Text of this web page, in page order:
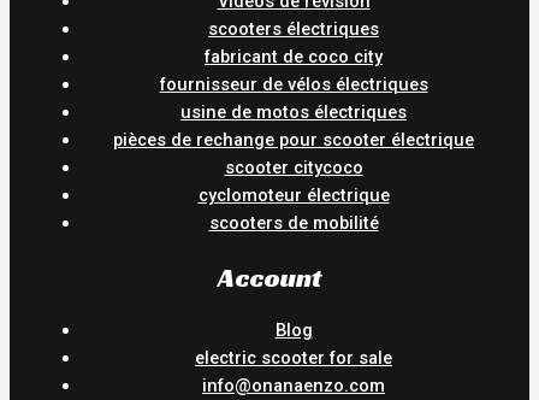
scooters électriques
fabricant de coco city
fournisseur de vélos électriques
usine de motos électriques
pièces de rechange pour scooter électrique
scooter citycoco
cyclomoteur électrique
scooters de mobilité
Account
Blog
electric scooter for sale
info@onanaenzo.com